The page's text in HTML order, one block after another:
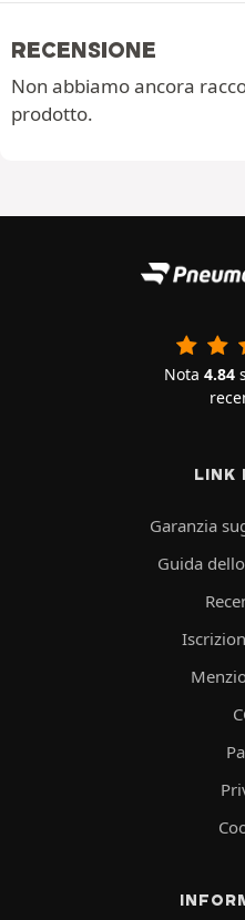
RECENSIONE
Non abbiamo ancora
prodotto.
Nota 4.84
LINK
Garanzia
Guida